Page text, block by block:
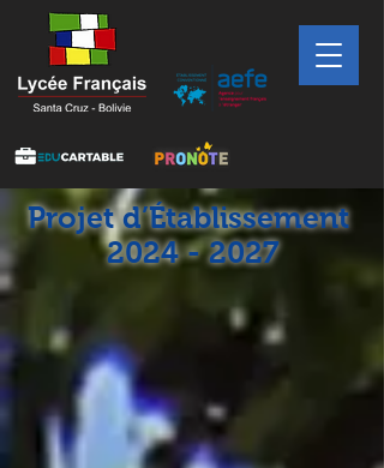
Projet d’Établissement
2024 - 2027